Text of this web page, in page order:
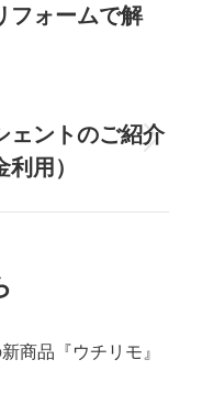
フォームで解
ントのご紹介
用）
商品『ウチリモ』